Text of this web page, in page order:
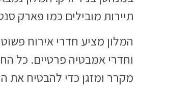
תיירות מובילים כמו פארק
המלון מציע חדרי אירוח
וחדרי אמבטיה פרטיים. כל
מקרר ומזגן כדי להבטיח את